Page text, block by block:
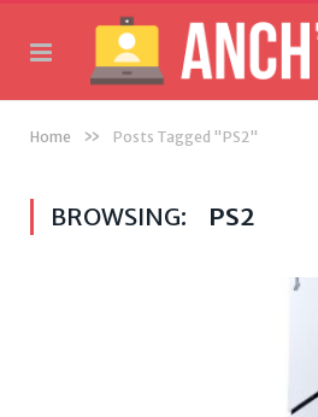
Home » Posts Tagged "PS2"
BROWSING: PS2